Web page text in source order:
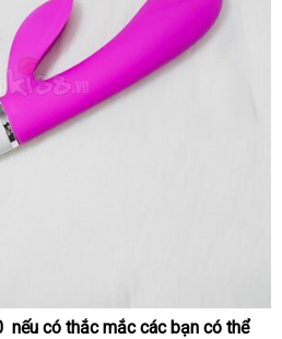
mua
nếu có thắc mắcthông
các bạn thông
có thể